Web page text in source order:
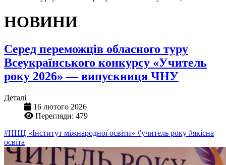
НОВИНИ
Серед переможців обласного туру
Всеукраїнського конкурсу «Учитель
року 2026» — випускниця ЧНУ
Деталі
16 лютого 2026
Перегляди: 479
#ННЦ «Інститут міжнародної освіти» #учитель року #якісна
освіта